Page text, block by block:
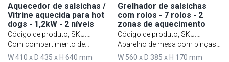
Aquecedor de salsichas /
Vitrine aquecida para hot
dogs - 1,2kW - 2 níveis
Código de produto, SKU:
HDVJ446
Com compartimento de
armazenamento para
W 410 x D 435 x H 640 mm
Grelhador de salsichas
com rolos - 7 rolos - 2
zonas de aquecimento
Código de produto, SKU:
HDGJ7N
Aparelho de mesa com pinças
de servir - 50~200°C
W 560 x D 385 x H 170 mm